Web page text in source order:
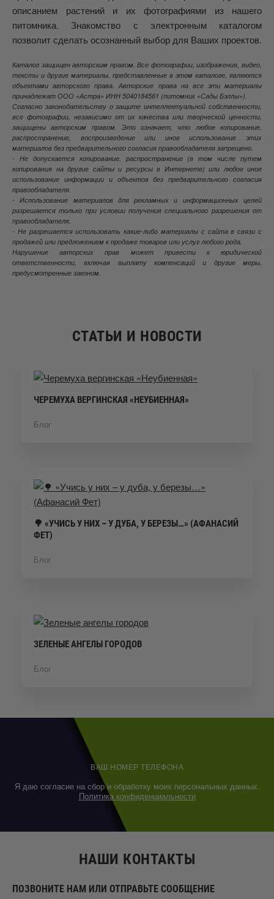
описанием растений и их фотографиями из нашего
питомника. Знакомство с электронным каталогом
позволит сделать осознанный выбор для Ваших проектов.
Каталог защищен авторским правом. Все фотографии, изображения, видео,
тексты и другие материалы, представленные в этом каталоге, являются
объектами авторского права. Авторские права на все эти материалы
принадлежат ООО «Астра» ИНН 5040184561 (питомник «Сады Бэллы»).
Согласно законодательству о защите интеллектуальной собственности,
все фотографии, независимо от их качества или творческой ценности,
защищены авторским правом. Это означает, что любое копирование,
распространение, воспроизведение или иное использование этих
материалов без предварительного согласия правообладателя запрещено.
- Не допускается копирование, распространение (в том числе путем
копирования на другие сайты и ресурсы в Интернете) или любое иное
использование информации и объектов без предварительного согласия
правообладателя.
- Использование материалов для рекламных и информационных целей
разрешается только при условии получения специального разрешения от
правообладателя.
- Не разрешается использовать какие-либо материалы с сайта в связи с
продажей или предложением к продаже товаров или услуг любого рода.
Нарушение авторских прав может привести к юридической
ответственности, включая выплату компенсаций и другие меры,
предусмотренные законом.
СТАТЬИ И НОВОСТИ
ЧЕРЕМУХА ВЕРГИНСКАЯ «НЕУБИЕННАЯ»
Блог
🌳 «УЧИСЬ У НИХ – У ДУБА, У БЕРЕЗЫ…» (АФАНАСИЙ
ФЕТ)
Блог
ЗЕЛЕНЫЕ АНГЕЛЫ ГОРОДОВ
Блог
ВАШ НОМЕР ТЕЛЕФОНА
Я даю согласие на сбор и обработку моих персональных данных.
Политика конфиденциальности
НАШИ КОНТАКТЫ
ПОЗВОНИТЕ НАМ ИЛИ ОТПРАВЬТЕ СООБЩЕНИЕ